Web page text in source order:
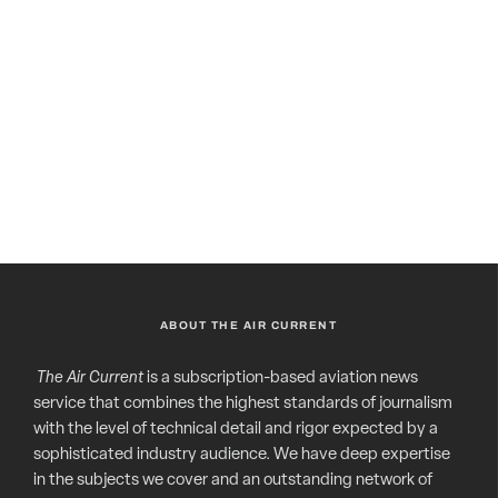
ABOUT THE AIR CURRENT
The Air Currentis a subscription-based aviation news
service that combines the highest standards of journalism
with the level of technical detail and rigor expected by a
sophisticated industry audience. We have deep expertise
in the subjects we cover and an outstanding network of